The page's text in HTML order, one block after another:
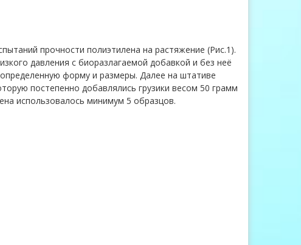
прочности полиэтилена на растяжение (Рис.1).
давления с биоразлагаемой добавкой и без неё
форму и размеры. Далее на штативе
постепенно добавлялись грузики весом 50 грамм
использовалось минимум 5 образцов.